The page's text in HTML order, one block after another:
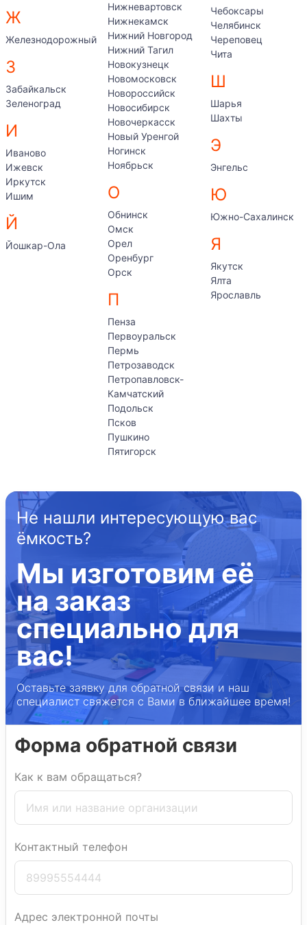
Ж
Железнодорожный
З
Забайкальск
Зеленоград
И
Иваново
Ижевск
Иркутск
Ишим
Й
Йошкар-Ола
Нижневартовск
Нижнекамск
Нижний Новгород
Нижний Тагил
Новокузнецк
Новомосковск
Новороссийск
Новосибирск
Новочеркасск
Новый Уренгой
Ногинск
Ноябрьск
О
Обнинск
Омск
Орел
Оренбург
Орск
П
Пенза
Первоуральск
Пермь
Петрозаводск
Петропавловск-
Камчатский
Подольск
Псков
Пушкино
Пятигорск
Чебоксары
Челябинск
Череповец
Чита
Ш
Шарья
Шахты
Э
Энгельс
Ю
Южно-Сахалинск
Я
Якутск
Ялта
Ярославль
Не нашли интересующую вас
ёмкость?
Мы изготовим её
на заказ
специально для
вас!
Оставьте заявку для обратной связи и наш
специалист свяжется с Вами в ближайшее время!
Форма обратной связи
Как к вам обращаться?
Контактный телефон
Адрес электронной почты